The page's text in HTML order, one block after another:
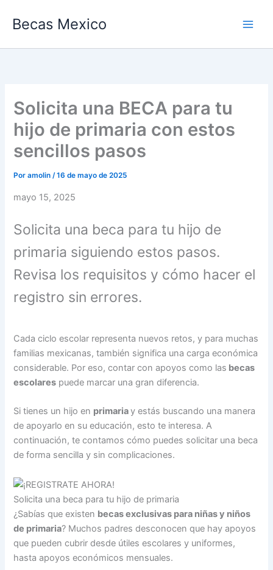
Becas Mexico
Solicita una BECA para tu
hijo de primaria con estos
sencillos pasos
Poramolin/16 de mayo de 2025
mayo 15, 2025
Solicita una beca para tu hijo de
primaria siguiendo estos pasos.
Revisa los requisitos y cómo hacer el
registro sin errores.
Cada ciclo escolar representa nuevos retos, y para muchas
familias mexicanas, también significa una carga económica
considerable. Por eso, contar con apoyos como las becas
escolares puede marcar una gran diferencia.
Si tienes un hijo en primariay estás buscando una manera
de apoyarlo en su educación, esto te interesa. A
continuación, te contamos cómo puedes solicitar una beca
de forma sencilla y sin complicaciones.
Solicita una beca para tu hijo de primaria
¿Sabías que existen becas exclusivas para niñas y niños
de primaria? Muchos padres desconocen que hay apoyos
que pueden cubrir desde útiles escolares y uniformes,
hasta apoyos económicos mensuales.